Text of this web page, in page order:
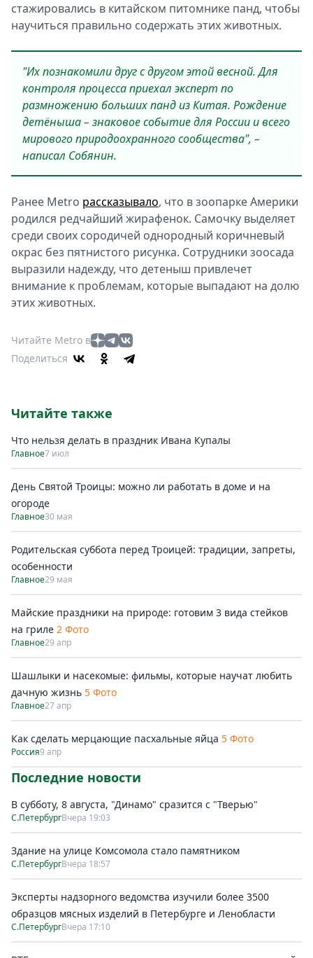
стажировались в китайском питомнике панд, чтобы
научиться правильно содержать этих животных.
"Их познакомили друг с другом этой весной. Для
контроля процесса приехал эксперт по
размножению больших панд из Китая. Рождение
детёныша – знаковое событие для России и всего
мирового природоохранного сообщества", –
написал Собянин.
Ранее Metro рассказывало, что в зоопарке Америки
родился редчайший жирафенок. Самочку выделяет
среди своих сородичей однородный коричневый
окрас без пятнистого рисунка. Сотрудники зоосада
выразили надежду, что детеныш привлечет
внимание к проблемам, которые выпадают на долю
этих животных.
Читайте Metro в
Поделиться
Читайте также
Что нельзя делать в праздник Ивана Купалы
Главное7 июл
День Святой Троицы: можно ли работать в доме и на
огороде
Главное30 мая
Родительская суббота перед Троицей: традиции, запреты,
особенности
Главное29 мая
Майские праздники на природе: готовим 3 вида стейков
на гриле 2 Фото
Главное29 апр
Шашлыки и насекомые: фильмы, которые научат любить
дачную жизнь 5 Фото
Главное27 апр
Как сделать мерцающие пасхальные яйца 5 Фото
Россия9 апр
Последние новости
В субботу, 8 августа, "Динамо" сразится с "Тверью"
С.ПетербургВчера 19:03
Здание на улице Комсомола стало памятником
С.ПетербургВчера 18:57
Эксперты надзорного ведомства изучили более 3500
образцов мясных изделий в Петербурге и Ленобласти
С.ПетербургВчера 17:10